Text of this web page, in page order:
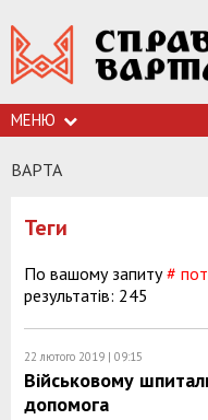
МЕНЮ
ВАРТА
Теги
По вашому запиту#
результатів: 245
22 лютого 2019 | 09:15
Військовому
допомога